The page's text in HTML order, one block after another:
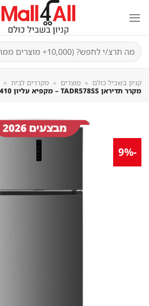
חיפוש
עבור:
קניון בשביל כולם מוצרים מקררים לבית
מקרר תדיראן TADR578SS – מקפיא עליון 410 ליטר לתא מזון